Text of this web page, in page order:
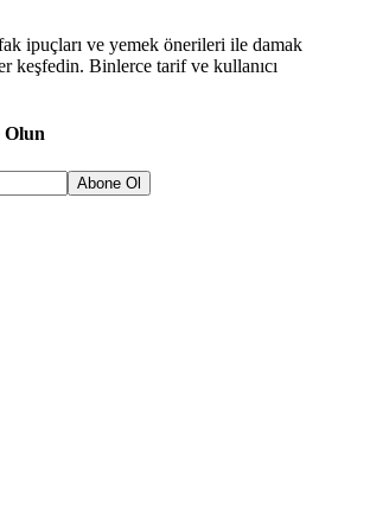
ipuçları ve yemek önerileri ile damak
keşfedin. Binlerce tarif ve kullanıcı
Olun
Abone Ol